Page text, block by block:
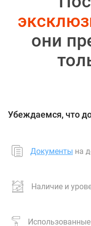
они
Убеждаемся, что
Документы на
Наличие и
Использованные